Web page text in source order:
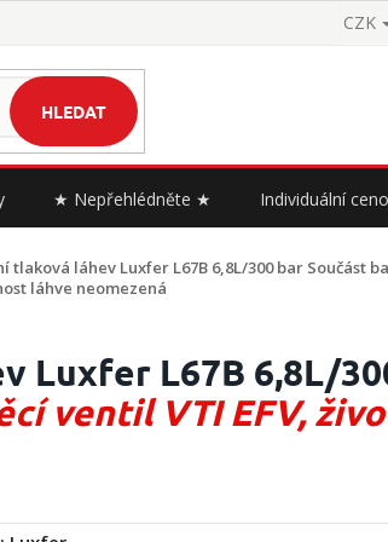
CZK
HLEDAT
★ Nepřehlédněte ★ Individuální
tlaková láhev Luxfer L67B 6,8L/300 bar Součást
láhve neomezená
Luxfer L67B 6,8L/
ventil VTI EFV,